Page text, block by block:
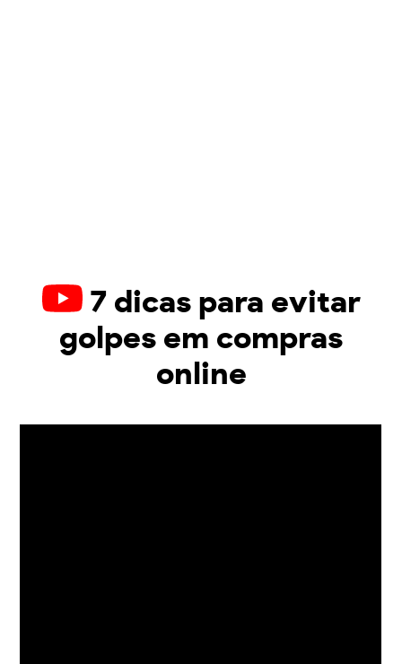
7 dicas para evitar
golpes em compras
online